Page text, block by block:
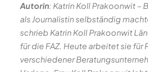
Autorin: Katrin Koll Prakoonwit–
als Journalistin selbständig
schrieb Katrin Koll Prakoonwit
für die FAZ. Heute arbeitet sie für
verschiedener